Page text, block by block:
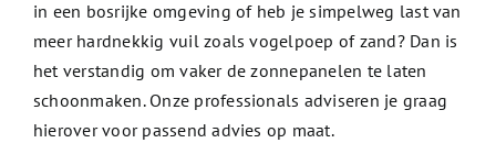
in een bosrijke omgeving of heb je simpelweg last van
meer hardnekkig vuil zoals vogelpoep of zand? Dan is
het verstandig om vaker de zonnepanelen te laten
schoonmaken. Onze professionals adviseren je graag
hierover voor passend advies op maat.